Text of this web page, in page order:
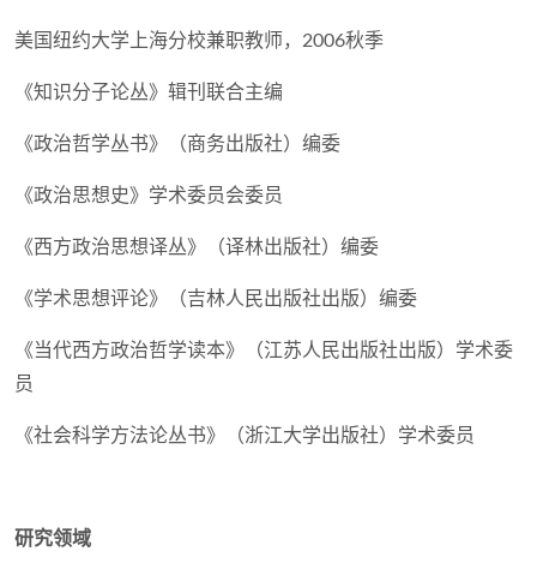
美国纽约大学上海分校兼职教师，2006秋季
《知识分子论丛》辑刊联合主编
《政治哲学丛书》（商务出版社）编委
《政治思想史》学术委员会委员
《西方政治思想译丛》（译林出版社）编委
《学术思想评论》（吉林人民出版社出版）编委
《当代西方政治哲学读本》（江苏人民出版社出版）学术委
员
《社会科学方法论丛书》（浙江大学出版社）学术委员
研究领域